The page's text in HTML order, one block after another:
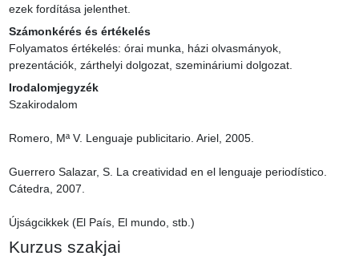
ezek fordítása jelenthet.
Számonkérés és értékelés
Folyamatos értékelés: órai munka, házi olvasmányok,
prezentációk, zárthelyi dolgozat, szemináriumi dolgozat.
Irodalomjegyzék
Szakirodalom
Romero, Mª V. Lenguaje publicitario. Ariel, 2005.
Guerrero Salazar, S. La creatividad en el lenguaje periodístico.
Cátedra, 2007.
Újságcikkek (El País, El mundo, stb.)
Kurzus szakjai